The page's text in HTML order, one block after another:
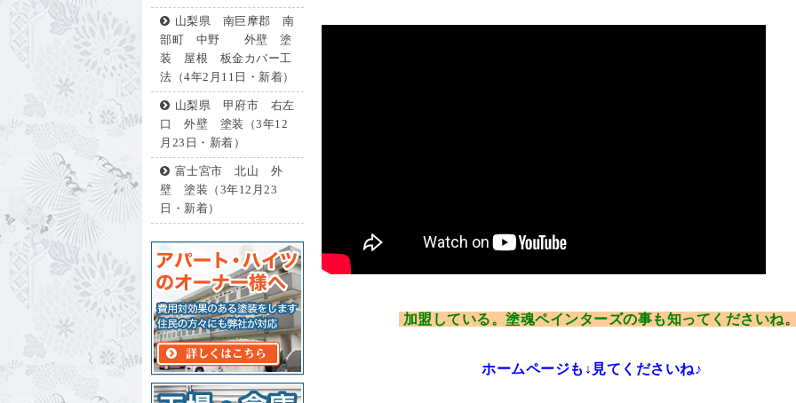
山梨県 南巨摩郡 南
部町 中野 外壁 塗
装 屋根 板金カバー工
法（4年2月11日・新着）
山梨県 甲府市 右左
口 外壁 塗装（3年12
月23日・新着）
富士宮市 北山 外
壁 塗装（3年12月23
日・新着）
加盟している。塗魂ペインターズの事も知ってくださいね
ホームページも↓見てくださいね♪